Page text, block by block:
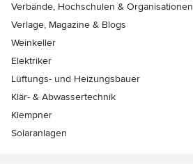
Verbände, Hochschulen & Organisationen
Verlage, Magazine & Blogs
Weinkeller
Elektriker
Lüftungs- und Heizungsbauer
Klär- & Abwassertechnik
Klempner
Solaranlagen